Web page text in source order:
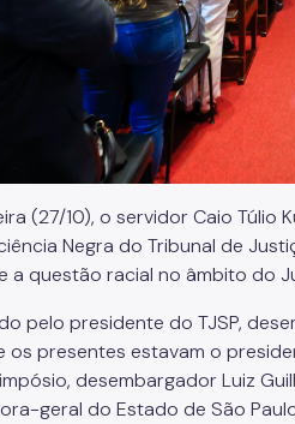
(27/10), o servidor Caio Túlio
Negra do Tribunal de
a questão racial no âmbito do
pelo presidente do TJSP,
os presentes estavam o
desembargador Luiz
geral do Estado de São